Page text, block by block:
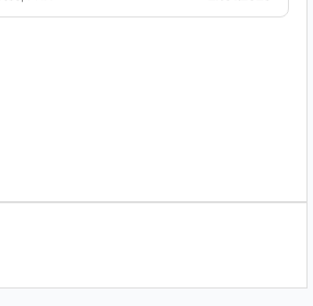
9-Gang, 1.595ccm, 156PS,